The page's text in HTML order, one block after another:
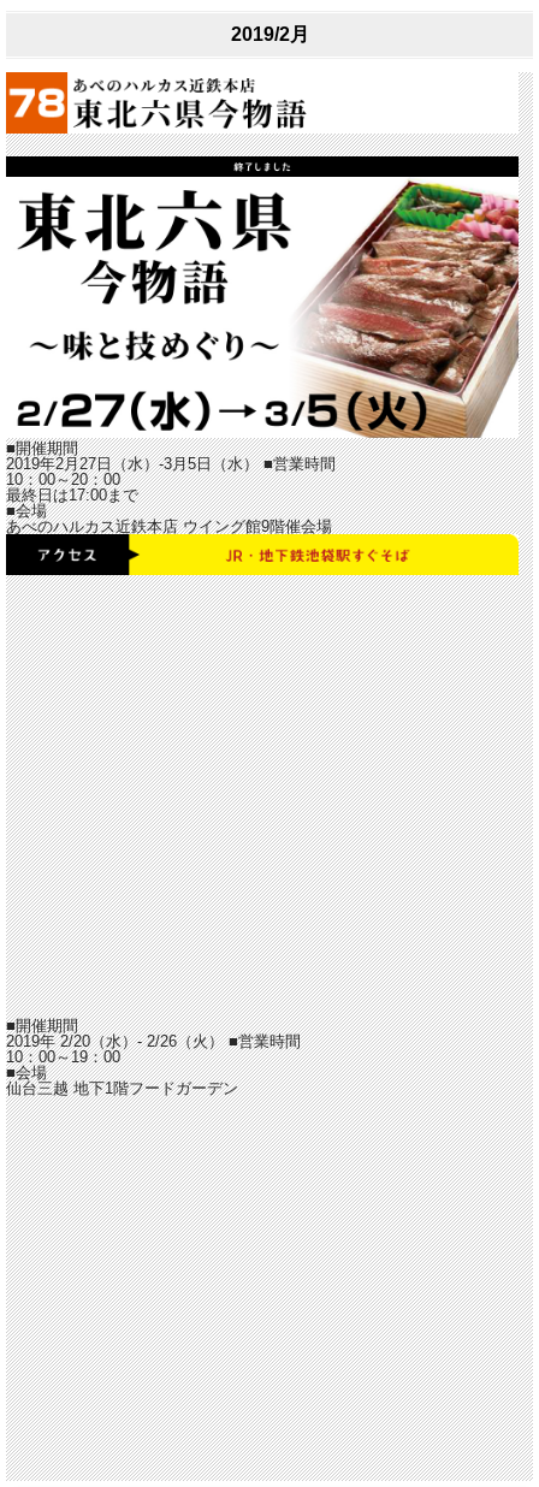
2019/2月
■開催期間
2019年2月27日（水）-3月5日（水） ■営業時間
10：00～20：00
最終日は17:00まで
■会場
あべのハルカス近鉄本店 ウイング館9階催会場
■開催期間
2019年 2/20（水）- 2/26（火）■営業時間
10：00～19：00
■会場
仙台三越 地下1階フードガーデン